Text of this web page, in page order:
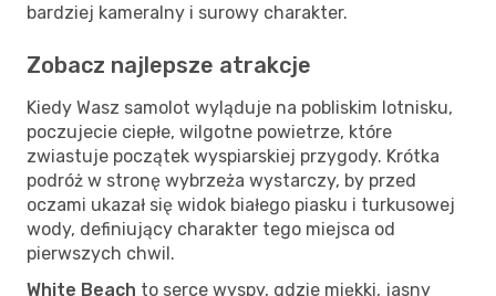
bardziej kameralny i surowy charakter.
Zobacz najlepsze atrakcje
Kiedy Wasz samolot wyląduje na pobliskim lotnisku,
poczujecie ciepłe, wilgotne powietrze, które
zwiastuje początek wyspiarskiej przygody. Krótka
podróż w stronę wybrzeża wystarczy, by przed
oczami ukazał się widok białego piasku i turkusowej
wody, definiujący charakter tego miejsca od
pierwszych chwil.
White Beach to serce wyspy, gdzie miękki, jasny